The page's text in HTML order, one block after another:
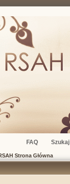
FAQ Szukaj
Strona Główna